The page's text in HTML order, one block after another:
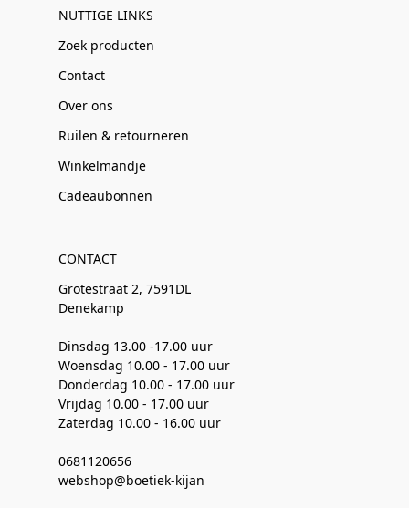
NUTTIGE LINKS
Zoek producten
Contact
Over ons
Ruilen & retourneren
Winkelmandje
Cadeaubonnen
CONTACT
Grotestraat 2, 7591DL
Denekamp
Dinsdag 13.00 -17.00 uur
Woensdag 10.00 - 17.00 uur
Donderdag 10.00 - 17.00 uur
Vrijdag 10.00 - 17.00 uur
Zaterdag 10.00 - 16.00 uur
0681120656
webshop@boetiek-kijan